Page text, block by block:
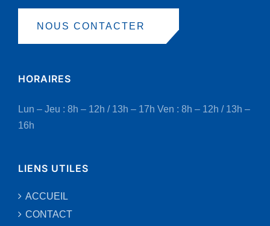
NOUS CONTACTER
HORAIRES
Lun – Jeu : 8h – 12h / 13h – 17h Ven : 8h – 12h / 13h –
16h
LIENS UTILES
ACCUEIL
CONTACT